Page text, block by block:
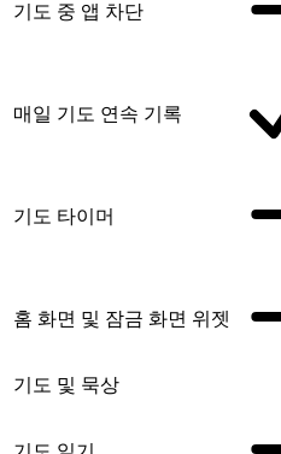
기도 중 앱 차단
매일 기도 연속 기록
기도 타이머
홈 화면 및 잠금 화면 위젯
기도 및 묵상